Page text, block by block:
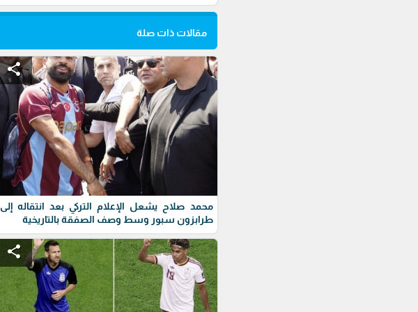
مقالات ذات صلة
share
محمد صلاح يشعل الإعلام التركي بعد انتقاله إلى
طرابزون سبور وسط وصف الصفقة بالتاريخية
share